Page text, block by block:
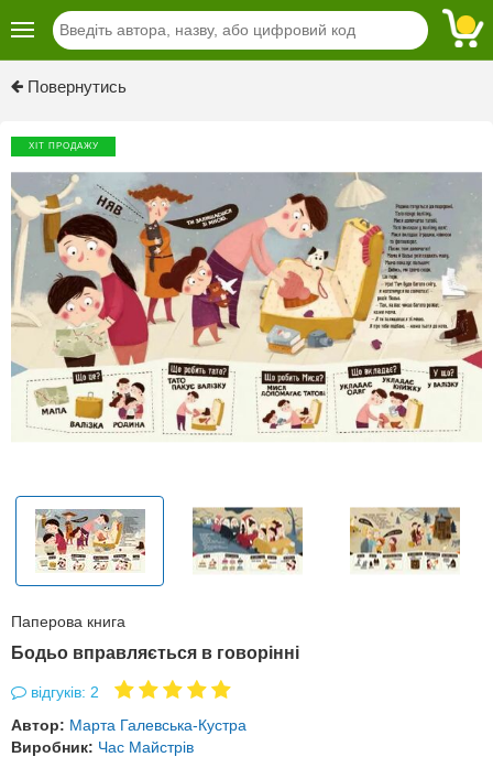
Повернутись
ХІТ ПРОДАЖУ
Паперова книга
Бодьо вправляється в говорінні
відгуків: 2
Автор: Марта Галевська-Кустра
Виробник: Час Майстрів